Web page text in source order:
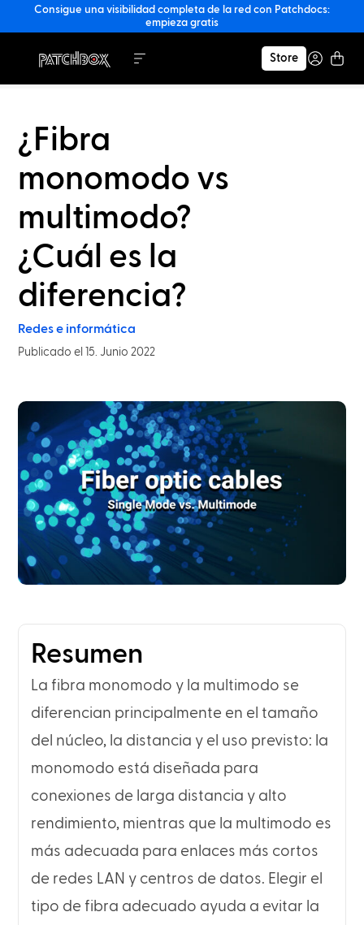
Consigue una visibilidad completa de la red con Patchdocs:
empieza gratis
Store
¿Fibra
monomodo vs
multimodo?
¿Cuál es la
diferencia?
Redes e informática
Publicado el 15. Junio 2022
Resumen
La fibra monomodo y la multimodo se
diferencian principalmente en el tamaño
del núcleo, la distancia y el uso previsto: la
monomodo está diseñada para
conexiones de larga distancia y alto
rendimiento, mientras que la multimodo es
más adecuada para enlaces más cortos
de redes LAN y centros de datos. Elegir el
tipo de fibra adecuado ayuda a evitar la